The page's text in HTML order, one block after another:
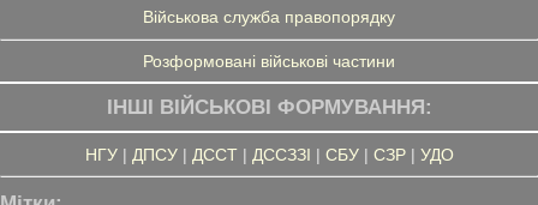
Військова служба правопорядку
Розформовані військові частини
ІНШІ ВІЙСЬКОВІ ФОРМУВАННЯ:
НГУ| ДПСУ| ДССТ| ДССЗЗІ | СБУ| СЗР| УДО